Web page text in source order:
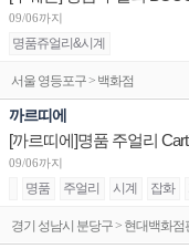
09/06까지
명품쥬얼리&시계
서울 영등포구 > 백화점
까르띠에
09/06까지
명품 주얼리 시계 잡화
경기 성남시 분당구 > 현대백화점